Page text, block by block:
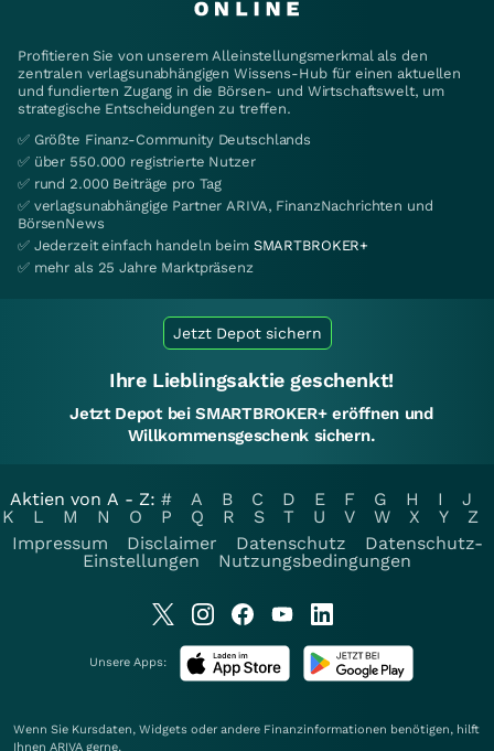
Profitieren Sie von unserem Alleinstellungsmerkmal als den
zentralen verlagsunabhängigen Wissens-Hub für einen aktuellen
und fundierten Zugang in die Börsen- und Wirtschaftswelt, um
strategische Entscheidungen zu treffen.
✅ Größte Finanz-Community Deutschlands
✅ über 550.000 registrierte Nutzer
✅ rund 2.000 Beiträge pro Tag
✅ verlagsunabhängige Partner ARIVA, FinanzNachrichten und
BörsenNews
✅ Jederzeit einfach handeln beim SMARTBROKER+
✅ mehr als 25 Jahre Marktpräsenz
Jetzt Depot sichern
Ihre Lieblingsaktie geschenkt!
Jetzt Depot bei SMARTBROKER+ eröffnen und
Willkommensgeschenk sichern.
Aktien von A - Z: # A B C D E F G H I
J
K
L M N O P Q R S T U V W X Y
Z
Impressum
Disclaimer Datenschutz
Datenschutz-
Einstellungen
Nutzungsbedingungen
Unsere Apps:
Wenn Sie Kursdaten, Widgets oder andere Finanzinformationen benötigen, hilft
Ihnen ARIVA gerne.